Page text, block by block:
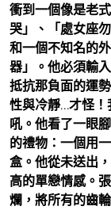
衝到一個像是老
哭」、「處女座
和一個不知名的
器」。他必須輸
抵抗那負面的運
性與冷靜…才怪！
吼。他看了一眼
的禮物：一個用
盒。他從未送出
高的單戀情感。
爛，將所有的齒